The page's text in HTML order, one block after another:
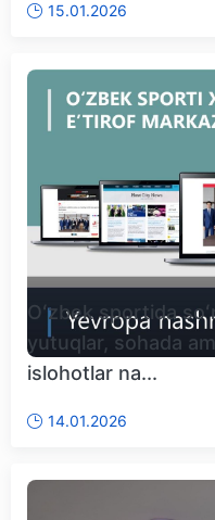
15.01.2026
Oʻzbek sportida
yutuqlar, sohada
islohotlar na...
14.01.2026